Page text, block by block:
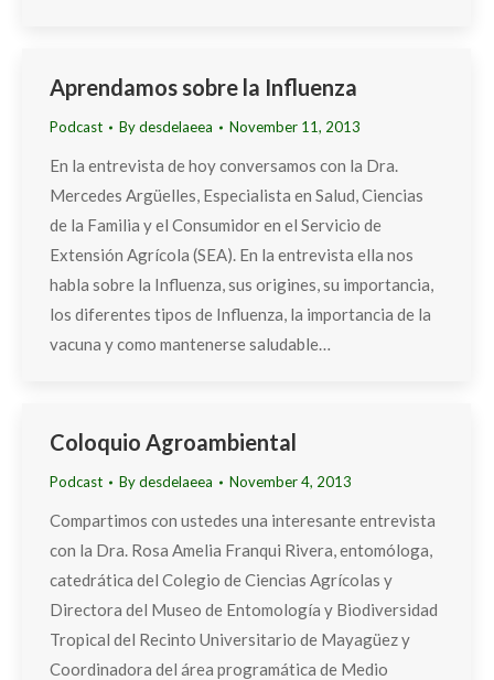
Aprendamos sobre la Influenza
Podcast Bydesdelaeea November 11, 2013
En la entrevista de hoy conversamos con la Dra.
Mercedes Argüelles, Especialista en Salud, Ciencias
de la Familia y el Consumidor en el Servicio de
Extensión Agrícola (SEA). En la entrevista ella nos
habla sobre la Influenza, sus origines, su importancia,
los diferentes tipos de Influenza, la importancia de la
vacuna y como mantenerse saludable…
Coloquio Agroambiental
Podcast Bydesdelaeea November 4, 2013
Compartimos con ustedes una interesante entrevista
con la Dra. Rosa Amelia Franqui Rivera, entomóloga,
catedrática del Colegio de Ciencias Agrícolas y
Directora del Museo de Entomología y Biodiversidad
Tropical del Recinto Universitario de Mayagüez y
Coordinadora del área programática de Medio